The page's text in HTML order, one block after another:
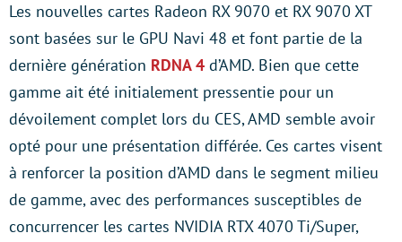
Les nouvelles cartes Radeon RX 9070 et RX 9070 XT
sont basées sur le GPU Navi 48 et font partie de la
dernière génération RDNA 4 d’AMD. Bien que cette
gamme ait été initialement pressentie pour un
dévoilement complet lors du CES, AMD semble avoir
opté pour une présentation différée. Ces cartes visent
à renforcer la position d’AMD dans le segment milieu
de gamme, avec des performances susceptibles de
concurrencer les cartes NVIDIA RTX 4070 Ti/Super,